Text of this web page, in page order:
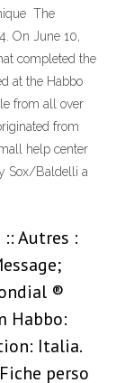
The
On June 10,
completed the
at the Habbo
from all over
from
help center
Sox/Baldelli a
Autres :
®
Habbo:
Italia.
perso